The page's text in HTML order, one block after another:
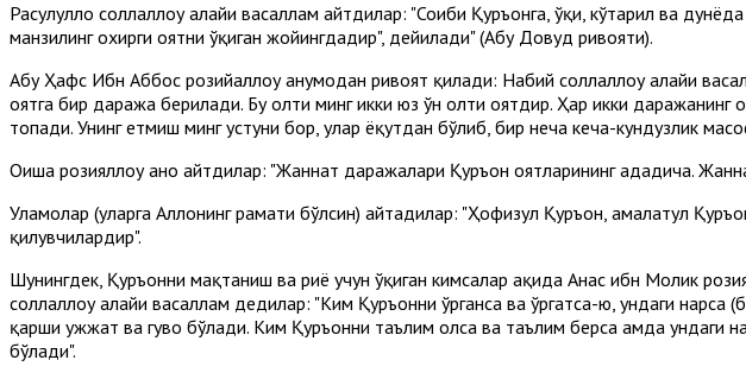
Расулуллоҳ соллаллоҳу алайҳи васаллам айтдилар: "Соҳиби Қуръонга, ўқи, кўтарил ва
манзилинг охирги оятни ўқиган жойингдадир", дейилади" (Абу Довуд ривояти).
Абу Ҳафс Ибн Аббос розийаллоҳу анҳумодан ривоят қилади: Набий соллаллоҳу алайҳи
оятга бир даража берилади. Бу олти минг икки юз ўн олти оятдир. Ҳар икки
топади. Унинг етмиш минг устуни бор, улар ёқутдан бўлиб, бир неча кеча-кундузлик
Оиша розияллоҳу анҳо айтдилар: "Жаннат даражалари Қуръон оятларининг ададича.
Уламолар (уларга Аллоҳнинг раҳмати бўлсин) айтадилар: "Ҳофизул Қуръон, ҳамалатул
қилувчилардир".
Шунингдек, Қуръонни мақтаниш ва риё учун ўқиган кимсалар ҳақида Анас ибн Молик
соллаллоҳу алайҳи васаллам дедилар: "Ким Қуръонни ўрганса ва ўргатса-ю, ундаги
қарши ҳужжат ва гувоҳ бўлади. Ким Қуръонни таълим олса ва таълим берса ҳамда ундаги
бўлади".